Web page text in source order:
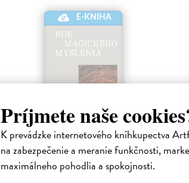
Príjmete naše
K prevádzke internetového kníhkupectva
na zabezpečenie a meranie funkčnosti,
maximálneho pohodlia a spokojnosti.
E-KNIHA
Rok magického
myslenia